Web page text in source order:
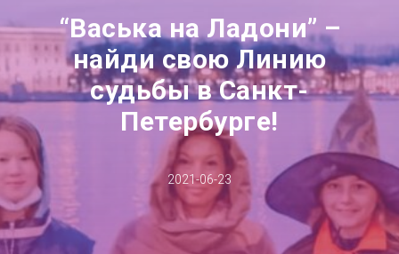
“Васька на Ладони” –
найди свою Линию
судьбы в Санкт-
Петербурге!
2021-06-23